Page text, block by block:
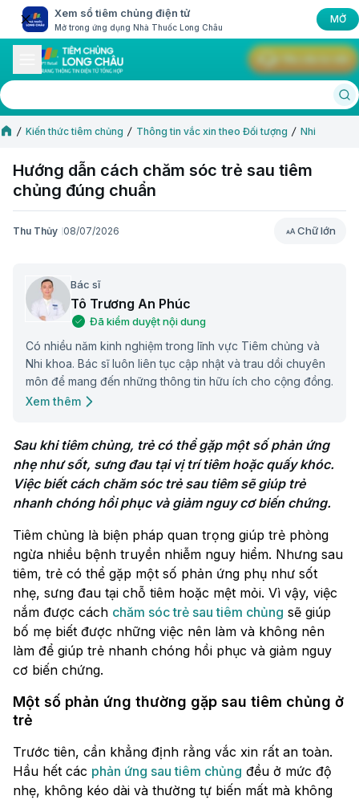
Xem sổ tiêm chủng điện tử
Mở trong ứng dụng Nhà Thuốc Long Châu
MỞ
Kiến thức tiêm chủng Thông tin vắc xin theo Đối tượng Nhi
Hướng dẫn cách chăm sóc trẻ sau tiêm
chủng đúng chuẩn
Thu Thủy 08/07/2026 Chữ lớn
Bác sĩ
Tô Trương An Phúc
Đã kiểm duyệt nội dung
Có nhiều năm kinh nghiệm trong lĩnh vực Tiêm chủng và
Nhi khoa. Bác sĩ luôn liên tục cập nhật và trau dồi chuyên
môn để mang đến những thông tin hữu ích cho cộng đồng.
Xem thêm
Sau khi tiêm chủng, trẻ có thể gặp một số phản ứng
nhẹ như sốt, sưng đau tại vị trí tiêm hoặc quấy khóc.
Việc biết cách chăm sóc trẻ sau tiêm sẽ giúp trẻ
nhanh chóng hồi phục và giảm nguy cơ biến chứng.
Tiêm chủng là biện pháp quan trọng giúp trẻ phòng
ngừa nhiều bệnh truyền nhiễm nguy hiểm. Nhưng sau
tiêm, trẻ có thể gặp một số phản ứng phụ như sốt
nhẹ, sưng đau tại chỗ tiêm hoặc mệt mỏi. Vì vậy, việc
nắm được cách chăm sóc trẻ sau tiêm chủng sẽ giúp
bố mẹ biết được những việc nên làm và không nên
làm để giúp trẻ nhanh chóng hồi phục và giảm nguy
cơ biến chứng.
Một số phản ứng thường gặp sau tiêm chủng ở
trẻ
Trước tiên, cần khẳng định rằng vắc xin rất an toàn.
Hầu hết các phản ứng sau tiêm chủng đều ở mức độ
nhẹ, không kéo dài và thường tự biến mất mà không